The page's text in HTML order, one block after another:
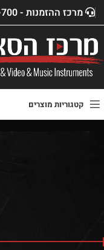
מרכז ההזמנות - 077-2080-700
קטגוריות מוצרים